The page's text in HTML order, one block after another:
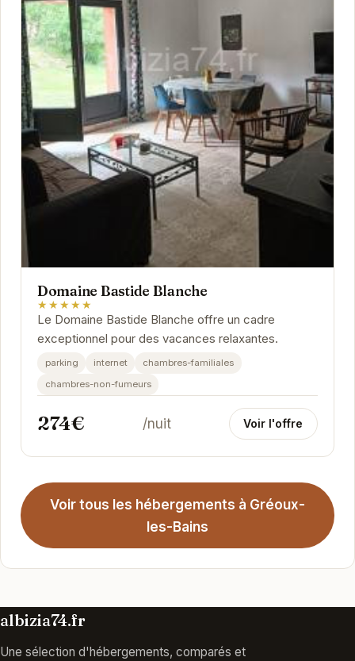
Domaine Bastide Blanche
★★★★★
Le Domaine Bastide Blanche offre un cadre
exceptionnel pour des vacances relaxantes.
parking internet
chambres-familiales
chambres-non-fumeurs
274€ /nuit Voir l'offre
Voir tous les hébergements à Gréoux-
les-Bains
albizia74.fr
Une sélection d'hébergements, comparés et